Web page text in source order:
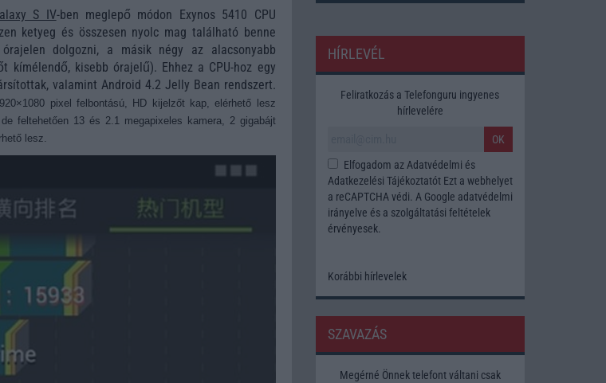
S IV-ben meglepő módon Exynos 5410 CPU
ketyeg és összesen nyolc mag található benne
dolgozni, a másik négy az alacsonyabb
kímélendő, kisebb órajelű). Ehhez a CPU-hoz egy
valamint Android 4.2 Jelly Bean rendszert.
pixel felbontású, HD kijelzőt kap, elérhető lesz
feltehetően 13 és 2.1 megapixeles kamera, 2 gigabájt
lesz.
HÍRLEVÉL
Feliratkozás a Telefonguru ingyenes
hírlevelére
OK
Elfogadom az Adatvédelmi és
Adatkezelési TájékoztatótEzt a webhelyet
a reCAPTCHA védi. A Google adatvédelmi
irányelve és a szolgáltatási feltételek
érvényesek.
Korábbi hírlevelek
SZAVAZÁS
Megérné Önnek telefont váltani csak